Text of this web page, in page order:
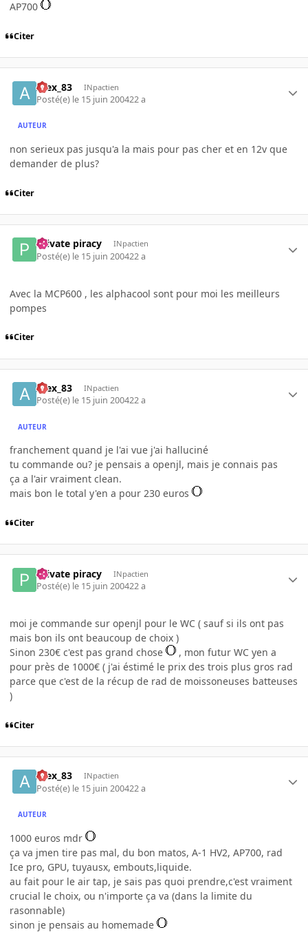
AP700
Citer
Alex_83 INpactien
Posté(e) le 15 juin 200422 a
AUTEUR
non serieux pas jusqu'a la mais pour pas cher et en 12v que
demander de plus?
Citer
Private piracy INpactien
Posté(e) le 15 juin 200422 a
Avec la MCP600 , les alphacool sont pour moi les meilleurs
pompes
Citer
Alex_83 INpactien
Posté(e) le 15 juin 200422 a
AUTEUR
franchement quand je l'ai vue j'ai halluciné
tu commande ou? je pensais a openjl, mais je connais pas
ça a l'air vraiment clean.
mais bon le total y'en a pour 230 euros
Citer
Private piracy INpactien
Posté(e) le 15 juin 200422 a
moi je commande sur openjl pour le WC ( sauf si ils ont pas
mais bon ils ont beaucoup de choix )
Sinon 230€ c'est pas grand chose
, mon futur WC yen a
pour près de 1000€ ( j'ai éstimé le prix des trois plus gros rad
parce que c'est de la récup de rad de moissoneuses batteuses
)
Citer
Alex_83 INpactien
Posté(e) le 15 juin 200422 a
AUTEUR
1000 euros mdr
ça va jmen tire pas mal, du bon matos, A-1 HV2, AP700, rad
Ice pro, GPU, tuyausx, embouts,liquide.
au fait pour le air tap, je sais pas quoi prendre,c'est vraiment
crucial le choix, ou n'importe ça va (dans la limite du
rasonnable)
sinon je pensais au homemade